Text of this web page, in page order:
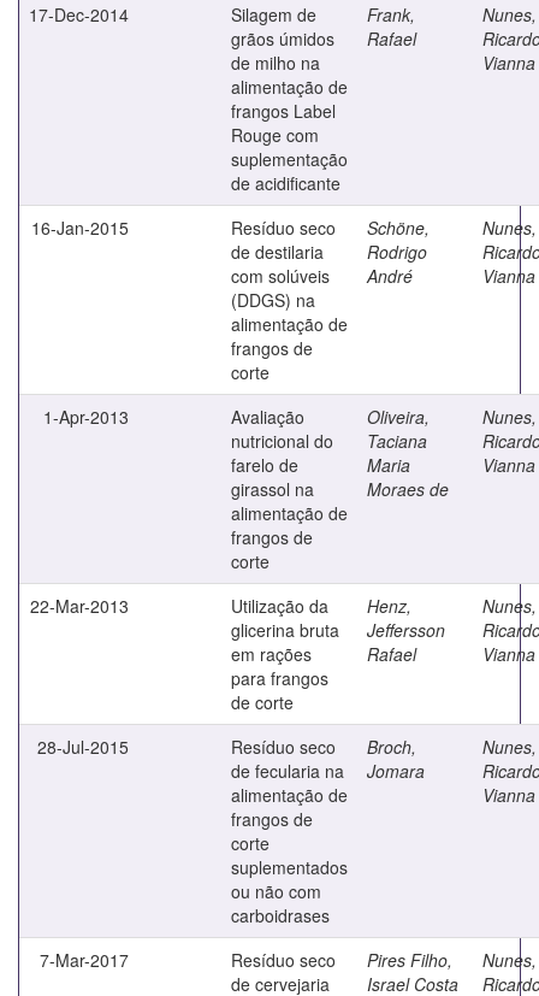
17-Dec-2014
Silagem de
grãos úmidos
de milho na
alimentação de
frangos Label
Rouge com
suplementação
de acidificante
Frank,
Rafael
Nunes,
Vianna
16-Jan-2015
Resíduo seco
de destilaria
com solúveis
(DDGS) na
alimentação de
frangos de
corte
Schöne,
Rodrigo
André
Nunes,
Vianna
1-Apr-2013
Avaliação
nutricional do
farelo de
girassol na
alimentação de
frangos de
corte
Oliveira,
Taciana
Maria
Moraes de
Nunes,
Vianna
22-Mar-2013
Utilização da
glicerina bruta
em rações
para frangos
de corte
Henz,
Jeffersson
Rafael
Nunes,
Vianna
28-Jul-2015
Resíduo seco
de fecularia na
alimentação de
frangos de
corte
suplementados
ou não com
carboidrases
Broch,
Jomara
Nunes,
Vianna
7-Mar-2017
Resíduo seco
de cervejaria
Pires Filho,
Israel Costa
Nunes,